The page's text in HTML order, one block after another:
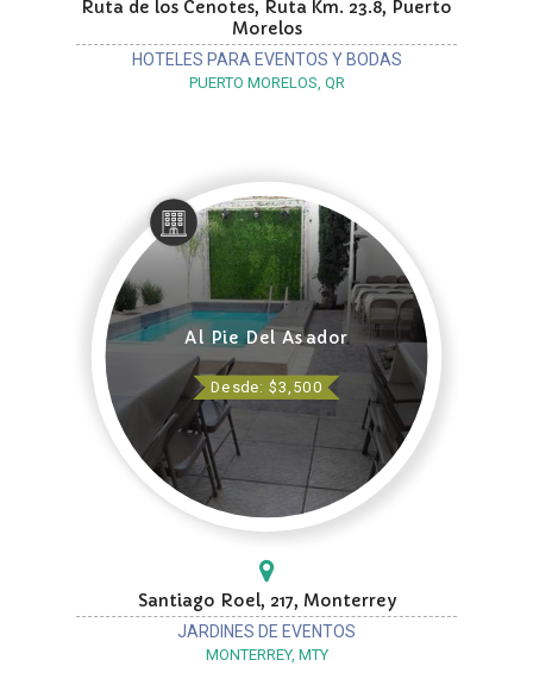
Ruta de los Cenotes, Ruta Km. 23.8, Puerto
Morelos
HOTELES PARA EVENTOS Y BODAS
PUERTO MORELOS, QR
Al Pie Del Asador
Desde: $3,500
Santiago Roel, 217, Monterrey
JARDINES DE EVENTOS
MONTERREY, MTY